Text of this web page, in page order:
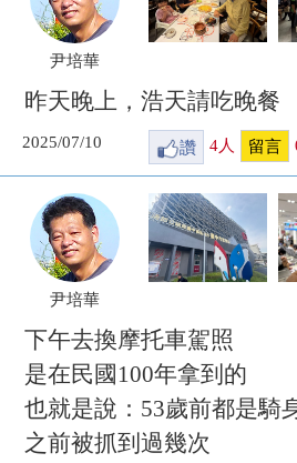
尹培華
昨天晚上，浩天請吃晚餐
2025/07/10 讚 4人 留言
尹培華
下午去換摩托車駕照
是在民國100年拿到的
也就是說：53歲前都是騎
之前被抓到過幾次